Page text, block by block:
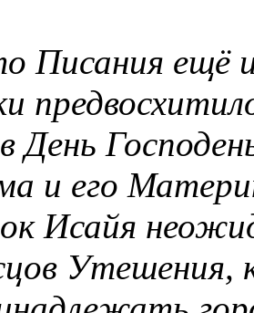
Писания ещё
День
и его
Исайя
Утешения,